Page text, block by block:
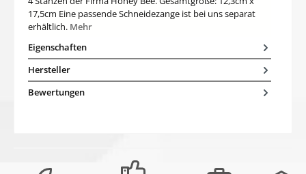
17,5cm Eine passende Schneidezange ist bei uns separat
erhältlich. Mehr
Eigenschaften
Hersteller
Bewertungen